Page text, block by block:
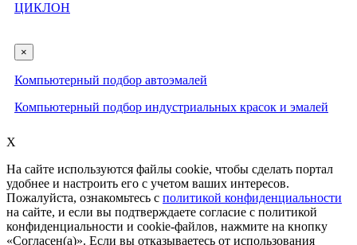
ЦИКЛОН
×
Компьютерный подбор автоэмалей
Компьютерный подбор индустриальных красок и эмалей
X
На сайте используются файлы cookie, чтобы сделать портал
удобнее и настроить его с учетом ваших интересов.
Пожалуйста, ознакомьтесь с политикой конфиденциальности
на сайте, и если вы подтверждаете согласие с политикой
конфиденциальности и cookie-файлов, нажмите на кнопку
«Согласен(а)». Если вы отказываетесь от использования